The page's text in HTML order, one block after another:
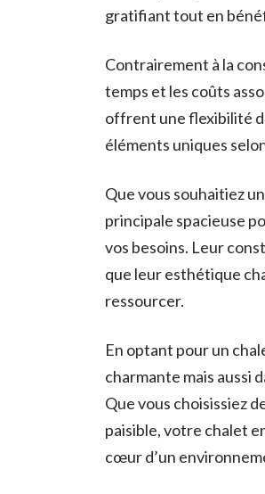
gratifiant tout en
Contrairement à la
temps et les coûts
offrent une flexibilité
éléments uniques
Que vous souhaitiez
principale spacieuse
vos besoins. Leur
que leur esthétique
ressourcer.
En optant pour un
charmante mais aussi
Que vous choisissiez
paisible, votre chalet
cœur d’un